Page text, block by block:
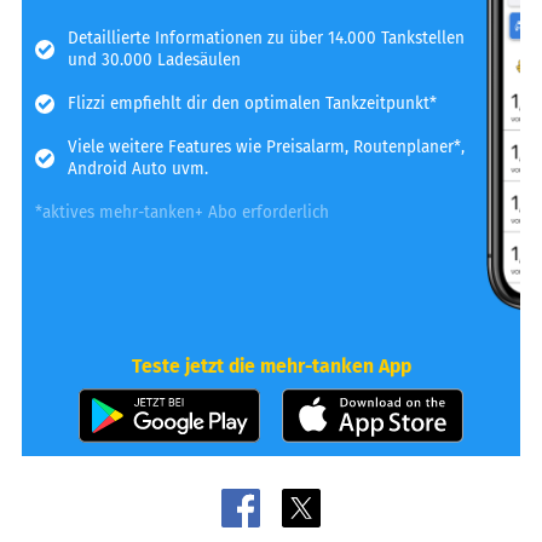
Detaillierte Informationen zu über 14.000 Tankstellen
und 30.000 Ladesäulen
Flizzi empfiehlt dir den optimalen Tankzeitpunkt*
Viele weitere Features wie Preisalarm, Routenplaner*,
Android Auto uvm.
*aktives mehr-tanken+ Abo erforderlich
Teste jetzt die mehr-tanken App